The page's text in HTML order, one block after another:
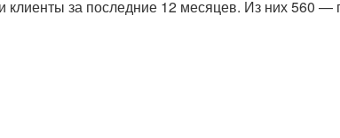
клиенты за последние 12 месяцев. Из них 560 —